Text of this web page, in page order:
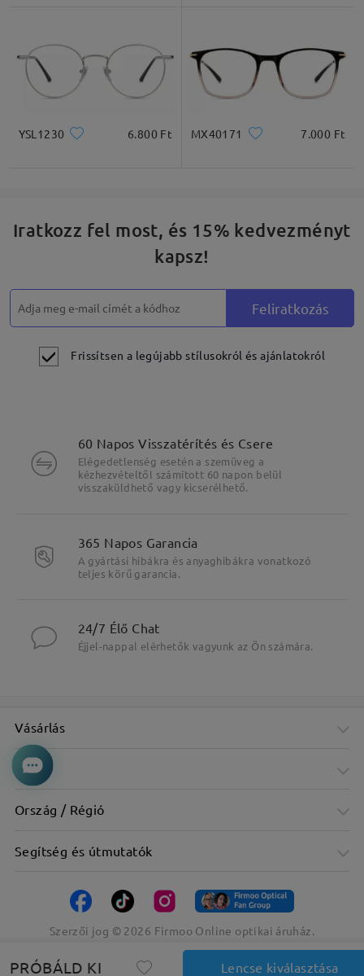
YSL1230 6.800 Ft MX40171 7.000 Ft
Iratkozz fel most, és 15% kedvezményt
kapsz!
Feliratkozás
Frissítsen a legújabb stílusokról és ajánlatokról
PRÓBÁLD KI Lencse kiválasztása
60 Napos Visszatérítés és Csere
Elégedetlenség esetén a szemüveg a
kézhezvételtől számított 60 napon belül
visszaküldhető vagy kicserélhető.
365 Napos Garancia
A gyártási hibákra és anyaghibákra vonatkozó
teljes körű garancia.
24/7 Élő Chat
Éjjel-nappal elérhetők vagyunk az Ön számára.
Vásárlás
Cég
Ország / Régió
Segítség és útmutatók
Szerzői jog © 2026 Firmoo Online optikai áruház.